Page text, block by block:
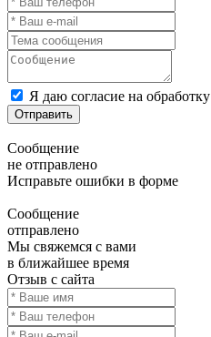
Я даю согласие на обработку
Отправить
Сообщение
не отправлено
Исправьте ошибки в форме
Сообщение
отправлено
Мы свяжемся с вами
в ближайшее время
Отзыв с сайта